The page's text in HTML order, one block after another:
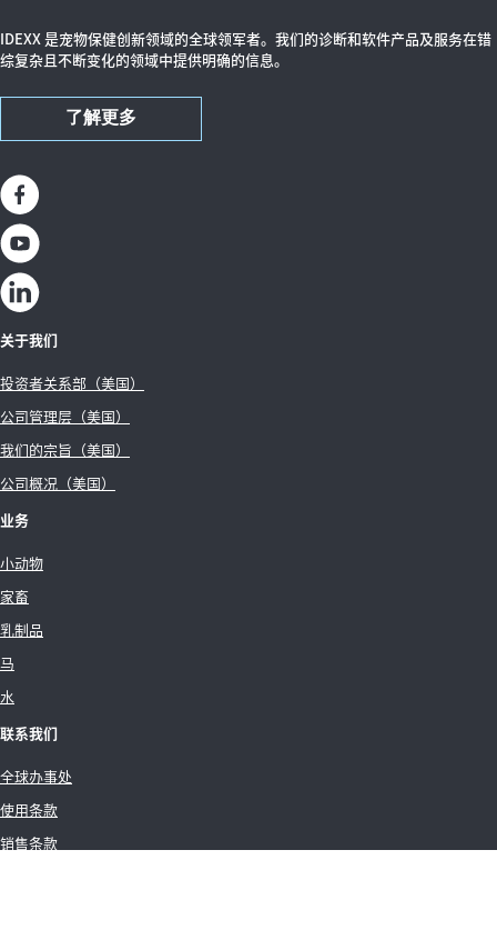
IDEXX 是宠物保健创新领域的全球领军者。我们的诊断和软件产品及服务在错
综复杂且不断变化的领域中提供明确的信息。
了解更多
关于我们
投资者关系部（美国）
公司管理层（美国）
我们的宗旨（美国）
公司概况（美国）
业务
小动物
家畜
乳制品
马
水
联系我们
全球办事处
使用条款
销售条款